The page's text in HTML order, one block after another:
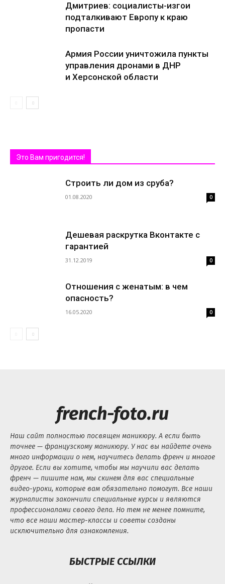
Дмитриев: социалисты-изгои
подталкивают Европу к краю
пропасти
Армия России уничтожила пункты
управления дронами в ДНР
и Херсонской области
Это Вам пригодится!
Строить ли дом из сруба?
01.08.2020 0
Дешевая раскрутка Вконтакте с
гарантией
31.12.2019 0
Отношения с женатым: в чем
опасность?
16.05.2020 0
french-foto.ru
Наш сайт полностью посвящен маникюру. А если быть
точнее — французскому маникюру. У нас вы найдете очень
много информации о нем, научитесь делать френч и многое
другое. Если вы хотите, чтобы мы научили вас делать
френч — пишите нам, мы скинем для вас специальные
видео-уроки, которые вам обязательно помогут. Все наши
журналисты закончили специальные курсы и являются
профессионалами своего дела. Но тем не менее помните,
что все наши мастер-классы и советы созданы
исключительно для ознакомления.
БЫСТРЫЕ ССЫЛКИ